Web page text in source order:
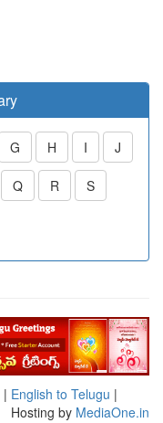
G H I J
Q R S
| English to Telugu |
Hosting by MediaOne.in